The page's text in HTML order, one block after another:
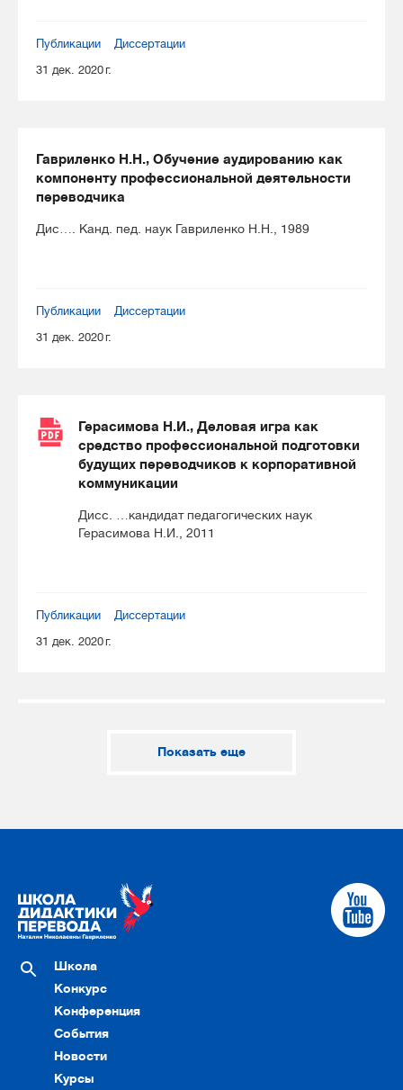
Публикации
Диссертации
31 дек. 2020 г.
Гавриленко Н.Н., Обучение аудированию как
компоненту профессиональной деятельности
переводчика
Дис…. Канд. пед. наук Гавриленко Н.Н., 1989
Публикации
Диссертации
31 дек. 2020 г.
Герасимова Н.И., Деловая игра как
средство профессиональной подготовки
будущих переводчиков к корпоративной
коммуникации
Дисс. …кандидат педагогических наук
Герасимова Н.И., 2011
Публикации
Диссертации
31 дек. 2020 г.
Показать еще
Школа
Конкурс
Конференция
События
Новости
Курсы